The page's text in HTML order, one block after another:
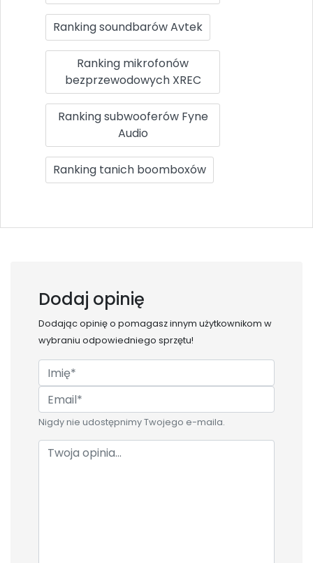
Ranking soundbarów Avtek
Ranking mikrofonów
bezprzewodowych XREC
Ranking subwooferów Fyne
Audio
Ranking tanich boomboxów
Dodaj opinię
Dodając opinię o pomagasz innym użytkownikom w
wybraniu odpowiedniego sprzętu!
Nigdy nie udostępnimy Twojego e-maila.